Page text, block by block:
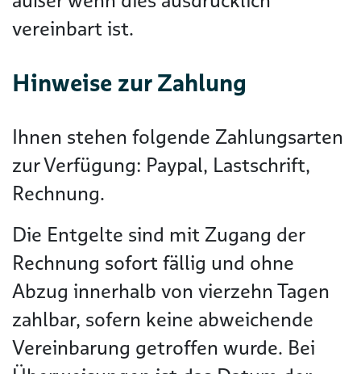
vereinbart ist.
Hinweise zur Zahlung
Ihnen stehen folgende Zahlungsarten
zur Verfügung: Paypal, Lastschrift,
Rechnung.
Die Entgelte sind mit Zugang der
Rechnung sofort fällig und ohne
Abzug innerhalb von vierzehn Tagen
zahlbar, sofern keine abweichende
Vereinbarung getroffen wurde. Bei